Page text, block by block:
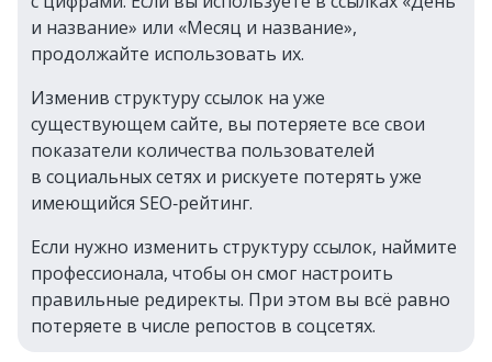
и название» или «Месяц и название»,
продолжайте использовать их.
Изменив структуру ссылок на уже
существующем сайте, вы потеряете все свои
показатели количества пользователей
в социальных сетях и рискуете потерять уже
имеющийся SEO‑рейтинг.
Если нужно изменить структуру ссылок, наймите
профессионала, чтобы он смог настроить
правильные редиректы. При этом вы всё равно
потеряете в числе репостов в соцсетях.